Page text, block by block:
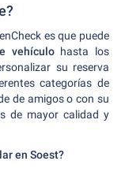
es que puede
vehículohasta los
su reserva
categorías de
de amigos o con su
de mayor calidad y
en Soest?